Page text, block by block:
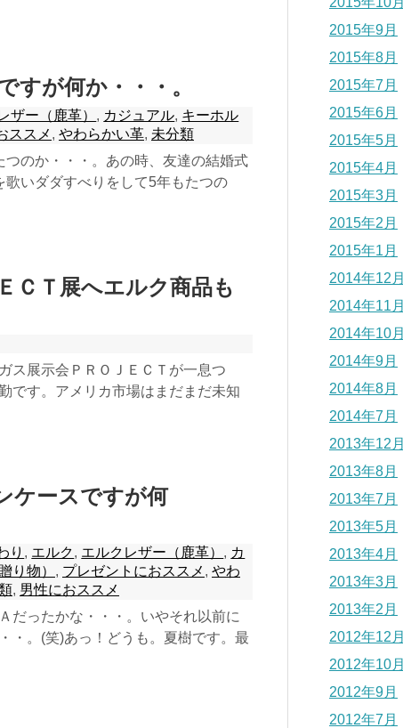
すが何か・・・。
ザー（鹿革） , カジュアル, キーホル
ススメ , やわらかい革, 未分類
のか・・・。あの時、友達の結婚式
いダダすべりをして5年もたつの
ＣＴ展へエルク商品も
ス展示会ＰＲＯＪＥＣＴが一息つ
です。アメリカ市場はまだまだ未知
ケースですが何
り , エルク, エルクレザー（鹿革） , カ
り物） , プレゼントにおススメ , やわ
, 男性におススメ
だったかな・・・。いやそれ以前に
・。(笑)あっ！どうも。夏樹です。最
2015年9月
2015年8月
2015年7月
2015年6月
2015年5月
2015年4月
2015年3月
2015年2月
2015年1月
2014年12月
2014年11月
2014年10月
2014年9月
2014年8月
2014年7月
2013年12月
2013年8月
2013年7月
2013年5月
2013年4月
2013年3月
2013年2月
2012年12月
2012年10月
2012年9月
2012年7月